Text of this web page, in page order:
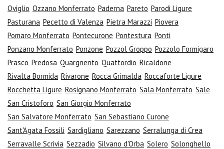
Oviglio Ozzano Monferrato Paderna Pareto Parodi Ligure
Pasturana Pecetto di Valenza Pietra Marazzi Piovera
Pomaro Monferrato Pontecurone Pontestura Ponti
Ponzano Monferrato Ponzone Pozzol Groppo Pozzolo Formigaro
Prasco Predosa Quargnento Quattordio Ricaldone
Rivalta Bormida Rivarone Rocca Grimalda Roccaforte Ligure
Rocchetta Ligure Rosignano Monferrato Sala Monferrato Sale
San Cristoforo San Giorgio Monferrato
San Salvatore Monferrato San Sebastiano Curone
Sant'Agata Fossili Sardigliano Sarezzano Serralunga di Crea
Serravalle Scrivia Sezzadio Silvano d'Orba Solero Solonghello